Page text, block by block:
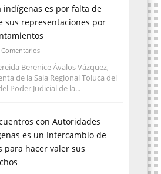
indígenas es por falta de
sus representaciones por
Comentarios
Berenice Ávalos Vázquez,
de la Sala Regional Toluca del
Poder Judicial de la...
con Autoridades
es un Intercambio de
para hacer valer sus